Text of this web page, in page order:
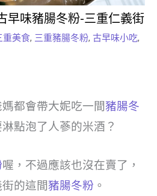
早味豬腸冬粉-三重仁義街
重美食, 三重豬腸冬粉, 古早味小吃,
都會帶大妮吃一間豬腸冬
點泡了人蔘的米酒？
喔，不過應該也沒在賣了，
的這間豬腸冬粉 。